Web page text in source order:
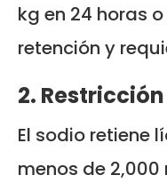
kg en 24 horas
retención y
2.
El sodio retiene
menos de